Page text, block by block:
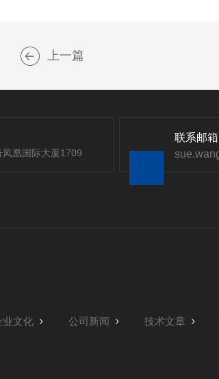
上一篇
凰国际大厦1709
联系邮箱
业文化 公司新闻 技术文章